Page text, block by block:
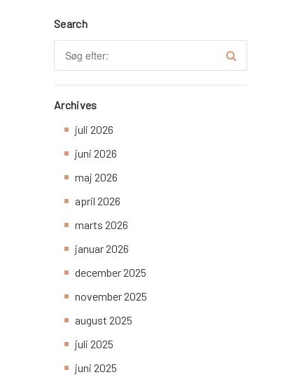
Search
Archives
juli 2026
juni 2026
maj 2026
april 2026
marts 2026
januar 2026
december 2025
november 2025
august 2025
juli 2025
juni 2025